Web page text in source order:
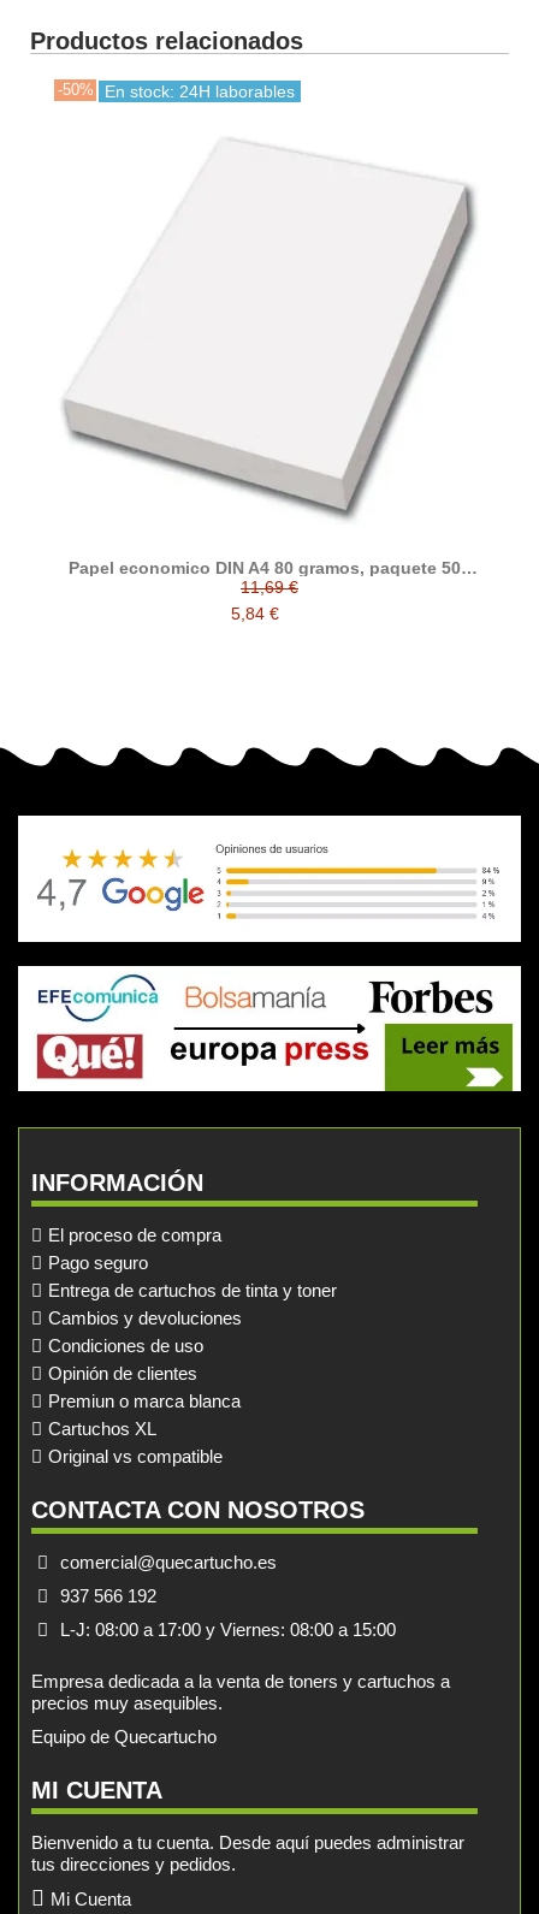
Productos relacionados
-50% En stock: 24H laborables
Papel economico DIN A4 80 gramos, paquete 500
folios
11,69 €
5,84 €
INFORMACIÓN
El proceso de compra
Pago seguro
Entrega de cartuchos de tinta y toner
Cambios y devoluciones
Condiciones de uso
Opinión de clientes
Premiun o marca blanca
Cartuchos XL
Original vs compatible
CONTACTA CON NOSOTROS
comercial@quecartucho.es
937 566 192
L-J: 08:00 a 17:00 y Viernes: 08:00 a 15:00
Empresa dedicada a la venta de toners y cartuchos a
precios muy asequibles.
Equipo de Quecartucho
MI CUENTA
Bienvenido a tu cuenta. Desde aquí puedes administrar
tus direcciones y pedidos.
Mi Cuenta